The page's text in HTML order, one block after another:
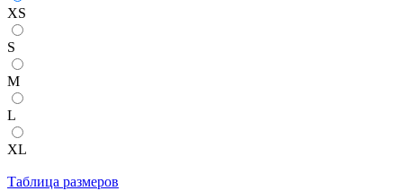
XS
S
M
L
XL
Таблица размеров